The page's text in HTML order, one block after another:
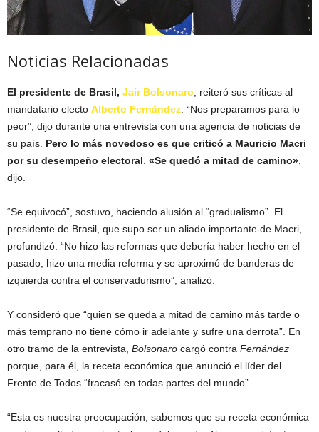
Noticias Relacionadas
El presidente de Brasil, Jair Bolsonaro, reiteró sus críticas al
mandatario electo Alberto Fernández: “Nos preparamos para lo
peor”, dijo durante una entrevista con una agencia de noticias de
su país. Pero lo más novedoso es que criticó a Mauricio Macri
por su desempeño electoral. «Se quedó a mitad de camino»,
dijo.
“Se equivocó”, sostuvo, haciendo alusión al “gradualismo”. El
presidente de Brasil, que supo ser un aliado importante de Macri,
profundizó: “No hizo las reformas que debería haber hecho en el
pasado, hizo una media reforma y se aproximó de banderas de
izquierda contra el conservadurismo”, analizó.
Y consideró que “quien se queda a mitad de camino más tarde o
más temprano no tiene cómo ir adelante y sufre una derrota”. En
otro tramo de la entrevista, Bolsonaro cargó contra Fernández
porque, para él, la receta económica que anunció el líder del
Frente de Todos “fracasó en todas partes del mundo”.
“Esta es nuestra preocupación, sabemos que su receta económica